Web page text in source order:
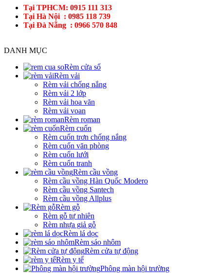
Tại TPHCM: 0915 111 313
Tại Hà Nội : 0985 118 739
Tại Đà Nẵng : 0966 570 848
DANH MỤC
Rèm cửa sổ
Rèm vải
Rèm vải chống nắng
Rèm vải 2 lớp
Rèm vải hoa văn
Rèm vải voan
Rèm roman
Rèm cuốn
Rèm cuốn trơn chống nắng
Rèm cuốn văn phòng
Rèm cuốn lưới
Rèm cuốn tranh
Rèm cầu vồng
Rèm cầu vồng Hàn Quốc Modero
Rèm cầu vồng Santech
Rèm cầu vồng Allplus
Rèm gỗ
Rèm gỗ tự nhiên
Rèm nhựa giả gỗ
Rèm lá dọc
Rèm sáo nhôm
Rèm cửa tự động
Rèm y tế
Phông màn hội trường